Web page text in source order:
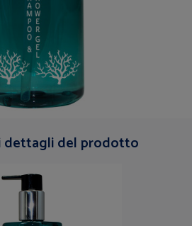
dettagli del prodotto